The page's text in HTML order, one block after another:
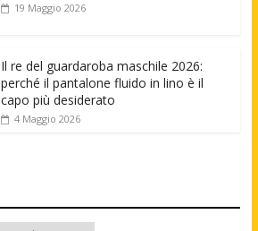
19 Maggio 2026
Il re del guardaroba maschile 2026:
perché il pantalone fluido in lino è il
capo più desiderato
4 Maggio 2026